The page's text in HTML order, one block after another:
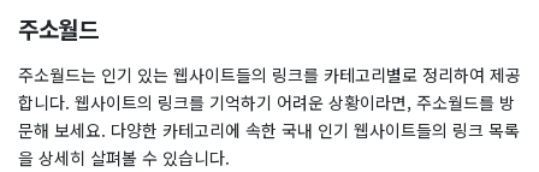
주소월드
주소월드는 인기 있는 웹사이트들의 링크를 카테고리별로 정리하여 제공
합니다. 웹사이트의 링크를 기억하기 어려운 상황이라면, 주소월드를 방
문해 보세요. 다양한 카테고리에 속한 국내 인기 웹사이트들의 링크 목록
을 상세히 살펴볼 수 있습니다.